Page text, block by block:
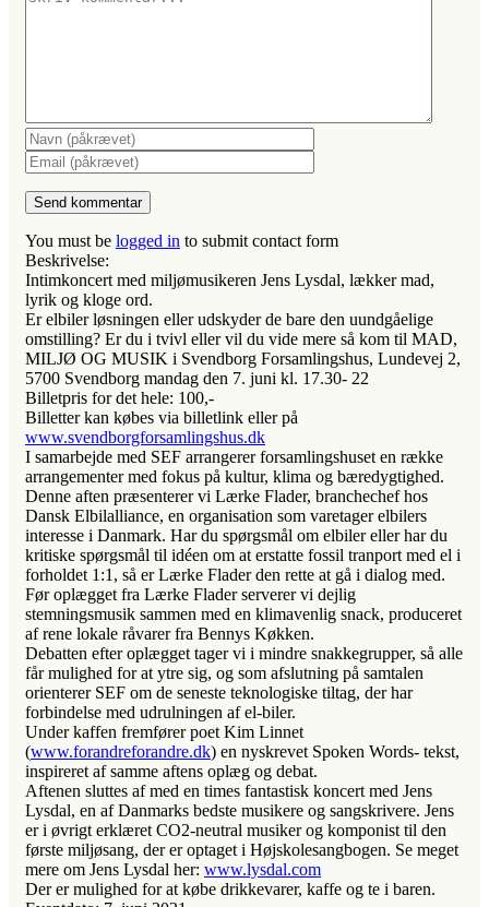
You must be logged in to submit contact form
Beskrivelse:
Intimkoncert med miljømusikeren Jens Lysdal, lækker mad,
lyrik og kloge ord.
Er elbiler løsningen eller udskyder de bare den uundgåelige
omstilling? Er du i tvivl eller vil du vide mere så kom til MAD,
MILJØ OG MUSIK i Svendborg Forsamlingshus, Lundevej 2,
5700 Svendborg mandag den 7. juni kl. 17.30- 22
Billetpris for det hele: 100,-
Billetter kan købes via billetlink eller på
www.svendborgforsamlingshus.dk
I samarbejde med SEF arrangerer forsamlingshuset en række
arrangementer med fokus på kultur, klima og bæredygtighed.
Denne aften præsenterer vi Lærke Flader, branchechef hos
Dansk Elbilalliance, en organisation som varetager elbilers
interesse i Danmark. Har du spørgsmål om elbiler eller har du
kritiske spørgsmål til idéen om at erstatte fossil tranport med el i
forholdet 1:1, så er Lærke Flader den rette at gå i dialog med.
Før oplægget fra Lærke Flader serverer vi dejlig
stemningsmusik sammen med en klimavenlig snack, produceret
af rene lokale råvarer fra Bennys Køkken.
Debatten efter oplægget tager vi i mindre snakkegrupper, så alle
får mulighed for at ytre sig, og som afslutning på samtalen
orienterer SEF om de seneste teknologiske tiltag, der har
forbindelse med udrulningen af el-biler.
Under kaffen fremfører poet Kim Linnet
(www.forandreforandre.dk) en nyskrevet Spoken Words- tekst,
inspireret af samme aftens oplæg og debat.
Aftenen sluttes af med en times fantastisk koncert med Jens
Lysdal, en af Danmarks bedste musikere og sangskrivere. Jens
er i øvrigt erklæret CO2-neutral musiker og komponist til den
første miljøsang, der er optaget i Højskolesangbogen. Se meget
mere om Jens Lysdal her: www.lysdal.com
Der er mulighed for at købe drikkevarer, kaffe og te i baren.